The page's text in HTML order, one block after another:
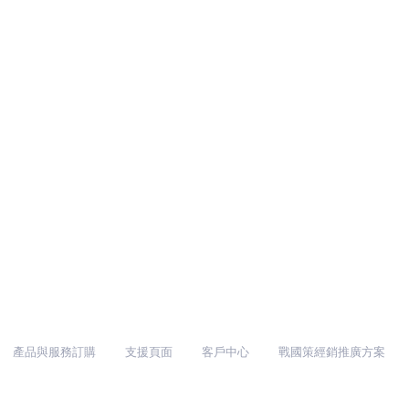
產品與服務訂購 支援頁面 客戶中心 戰國策經銷推廣方案